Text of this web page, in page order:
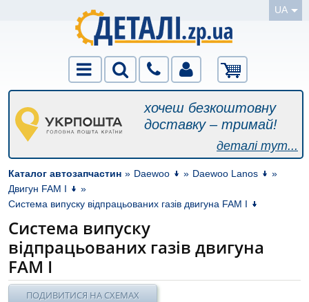
UA
хочеш безкоштовну
доставку – тримай!
деталі тут...
Каталог автозапчастин » Daewoo » Daewoo Lanos
»
Двигун FAM I
»
Система випуску відпрацьованих газів двигуна FAM I
Система випуску
відпрацьованих газів двигуна
FAM I
ПОДИВИТИСЯ НА СХЕМАХ